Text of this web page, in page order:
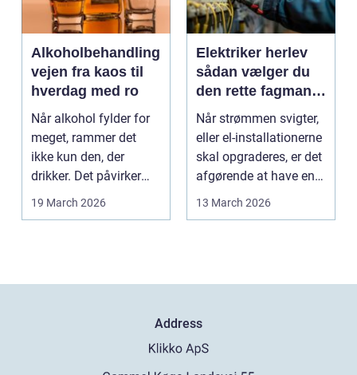
Alkoholbehandling
vejen fra kaos til
hverdag med ro
Når alkohol fylder for
meget, rammer det
ikke kun den, der
drikker. Det påvirker
også familie, arbej...
19 March 2026
Elektriker herlev
sådan vælger du
den rette fagmand
til dine el-opgaver
Når strømmen svigter,
eller el-installationerne
skal opgraderes, er det
afgørende at have en
pålidel...
13 March 2026
Address